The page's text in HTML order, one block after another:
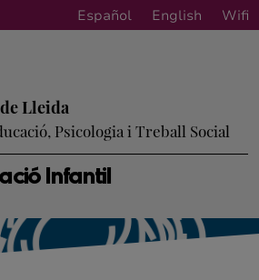
Español English Wifi
Infantil
Lleida
Psicologia i Treball Social